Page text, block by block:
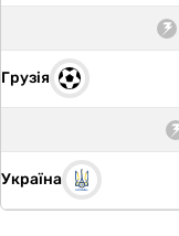
Грузія
Україна